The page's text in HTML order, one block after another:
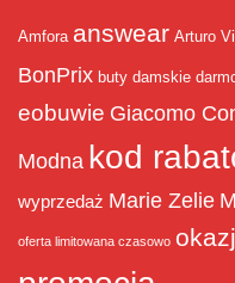
Amfora answear Arturo
BonPrix buty damskie
eobuwie Giacomo
Modna kod
wyprzedaż Marie Zelie
oferta limitowana czasowo